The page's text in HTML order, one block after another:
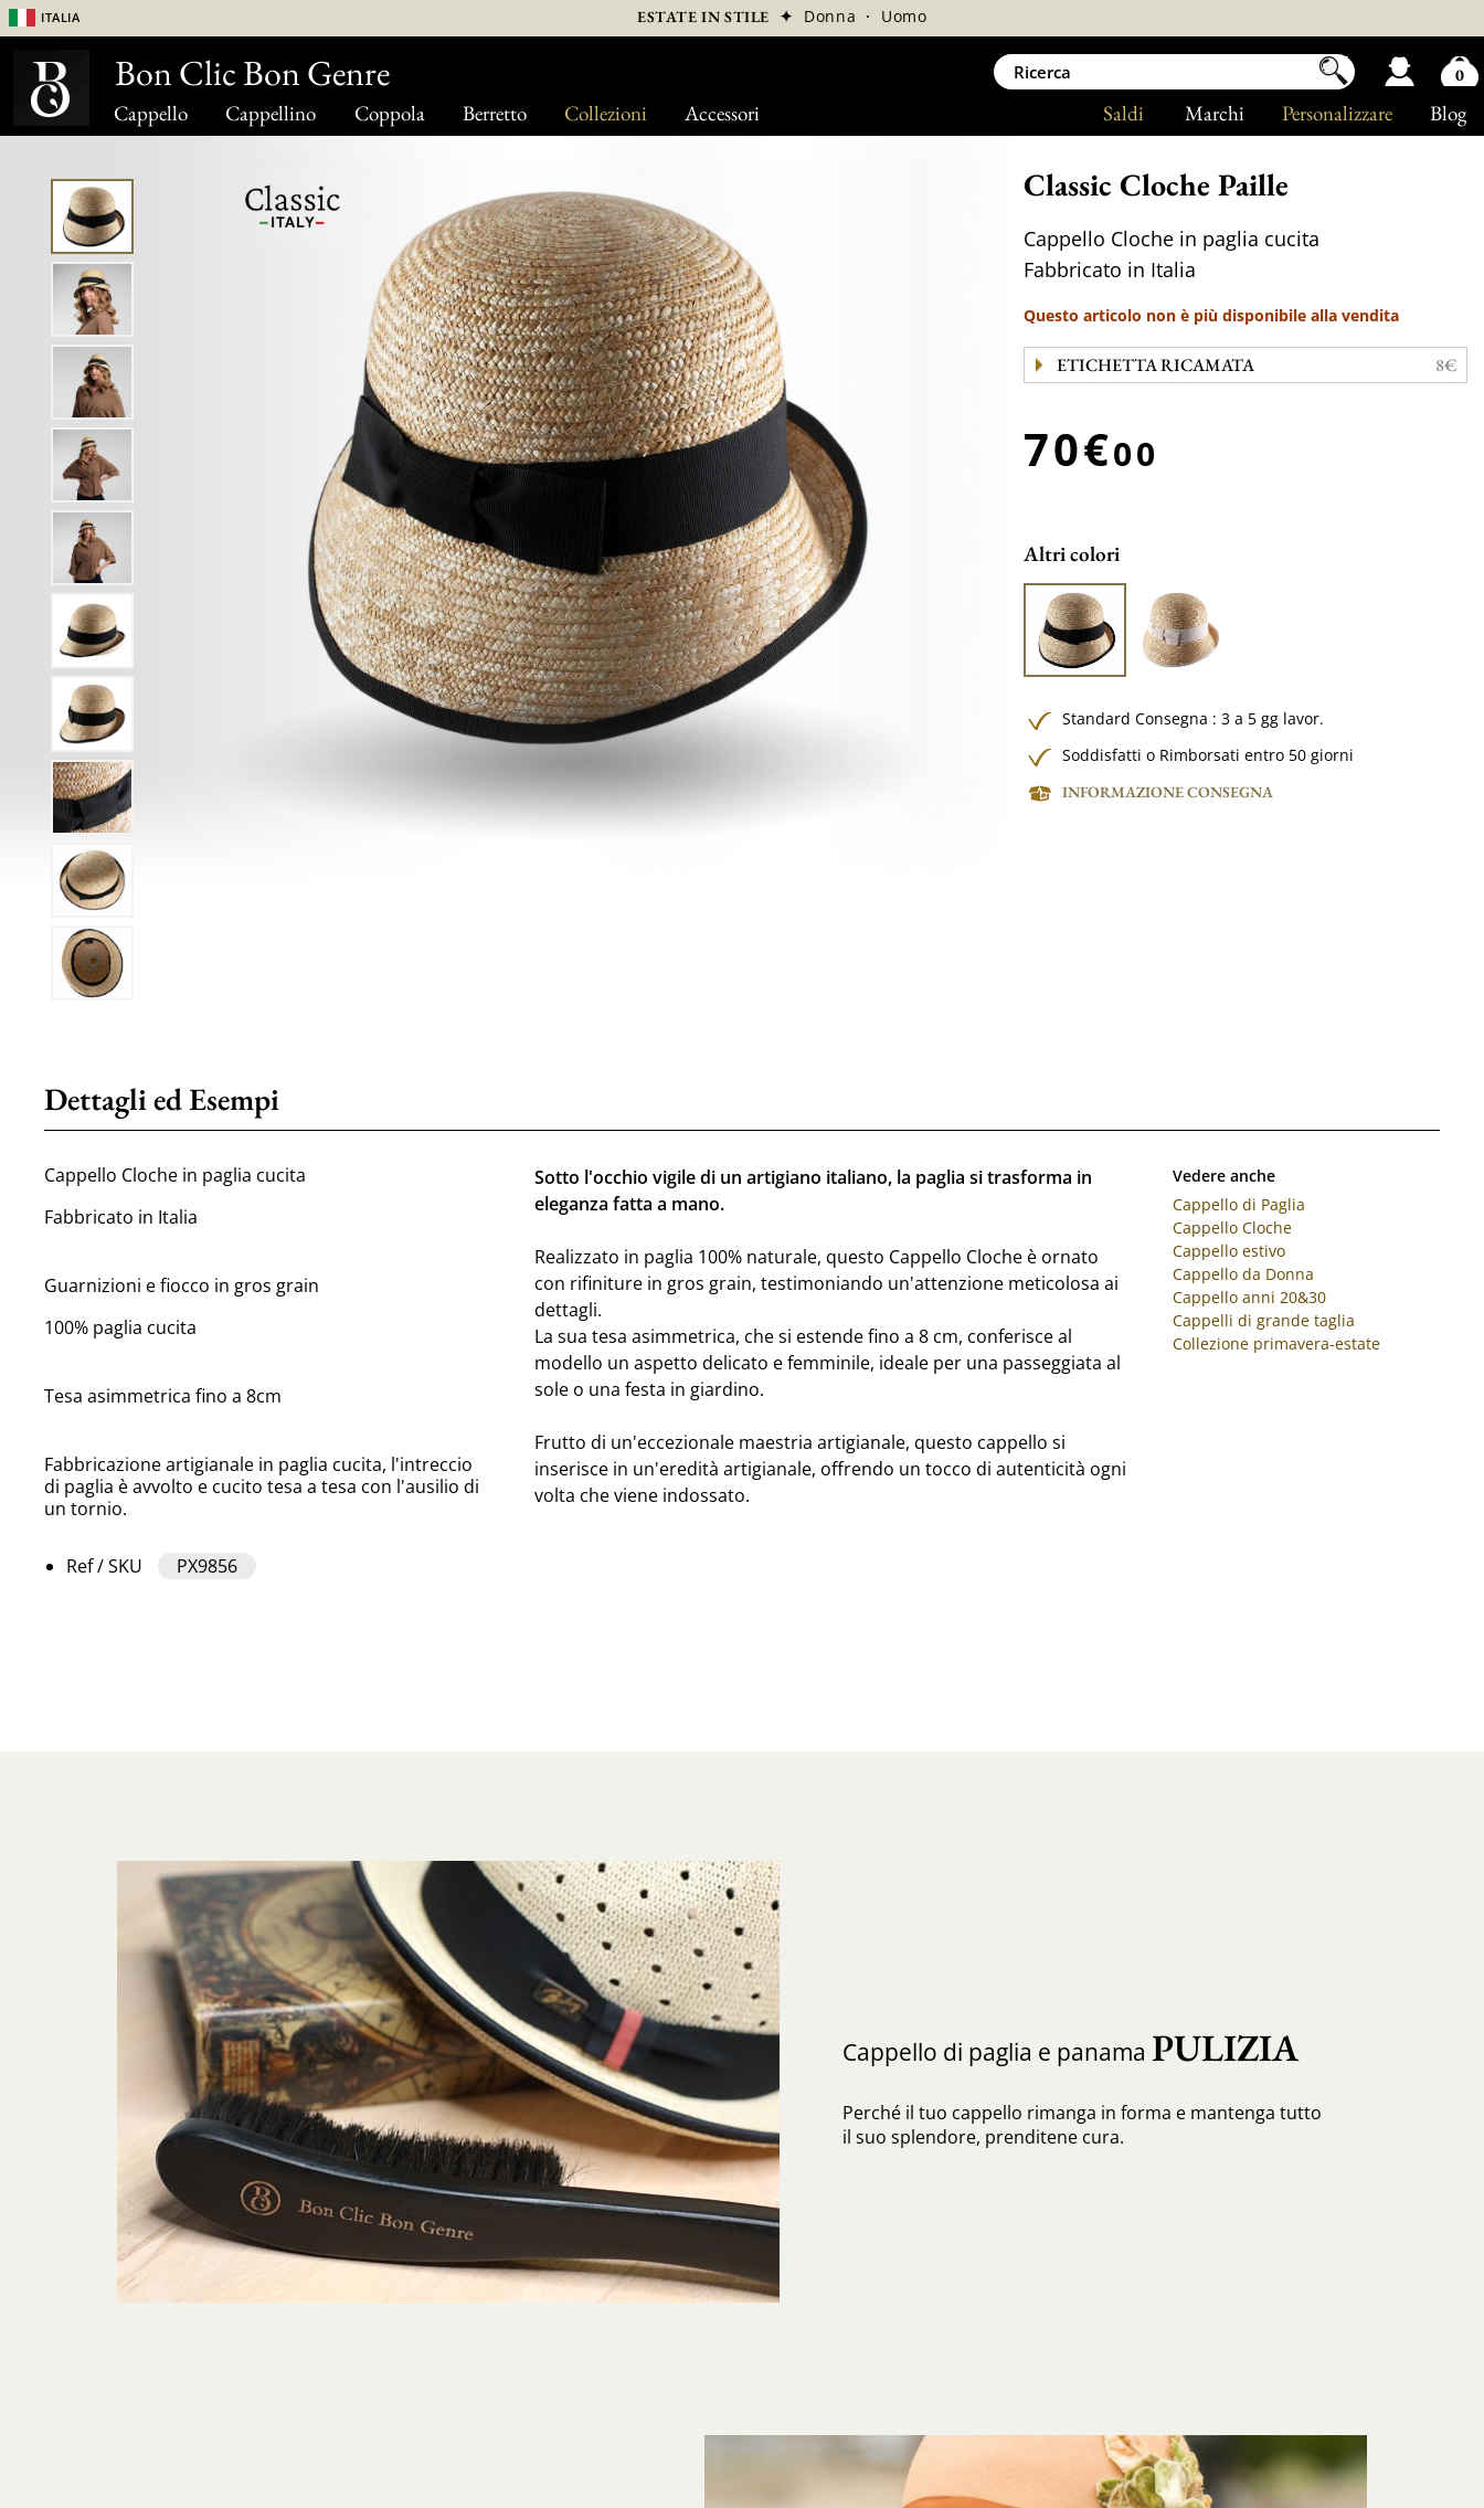
Cappello Cappellino Coppola Berretto Collezioni Accessori Blog
Personalizzare
Marchi
Saldi
Italia ESTATE IN STILE ✦ Donna · Uomo
Classic Cloche Paille
Cappello Cloche in paglia cucita
Fabbricato in Italia
Questo articolo non è più disponibile alla vendita
ETICHETTA RICAMATA 8€
70€00
Altri colori
Standard Consegna : 3 a 5 gg lavor.
Soddisfatti o Rimborsati entro 50 giorni
INFORMAZIONE CONSEGNA
Dettagli ed Esempi
Cappello Cloche in paglia cucita
Fabbricato in Italia
Guarnizioni e fiocco in gros grain
100% paglia cucita
Tesa asimmetrica fino a 8cm
Fabbricazione artigianale in paglia cucita, l'intreccio
di paglia è avvolto e cucito tesa a tesa con l'ausilio di
un tornio.
Ref / SKU PX9856
Sotto l'occhio vigile di un artigiano italiano, la paglia si trasforma in
eleganza fatta a mano.
Realizzato in paglia 100% naturale, questo Cappello Cloche è ornato
con rifiniture in gros grain, testimoniando un'attenzione meticolosa ai
dettagli.
La sua tesa asimmetrica, che si estende fino a 8 cm, conferisce al
modello un aspetto delicato e femminile, ideale per una passeggiata al
sole o una festa in giardino.
Frutto di un'eccezionale maestria artigianale, questo cappello si
inserisce in un'eredità artigianale, offrendo un tocco di autenticità ogni
volta che viene indossato.
Vedere anche
Cappello di Paglia
Cappello Cloche
Cappello estivo
Cappello da Donna
Cappello anni 20&30
Cappelli di grande taglia
Collezione primavera-estate
Cappello di paglia e panama PULIZIA
Perché il tuo cappello rimanga in forma e mantenga tutto
il suo splendore, prenditene cura.
Bon Clic Bon Genre 0